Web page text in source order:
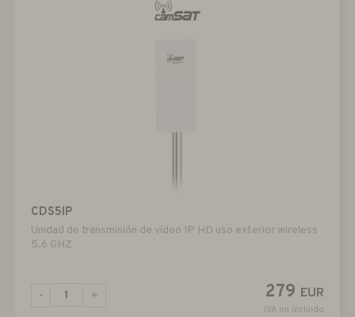
CDS5IP
Unidad de transmisión de vídeo IP HD uso exterior wireless
5.6 GHZ
279 EUR
IVA no incluido
- +